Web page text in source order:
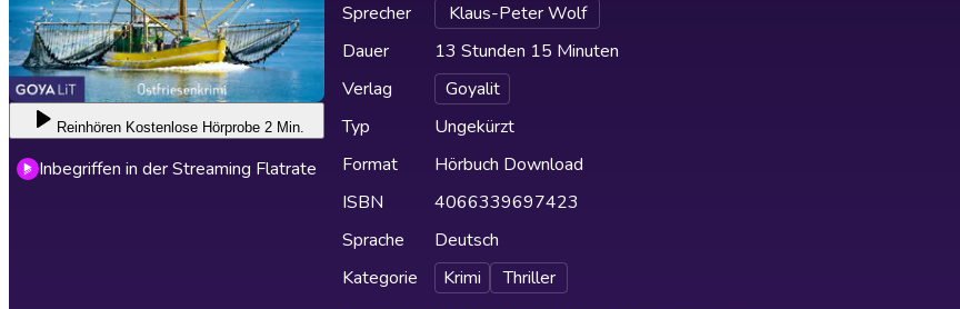
Reinhören Kostenlose Hörprobe 2 Min.
Inbegriffen in der Streaming Flatrate
Sprecher
Klaus-Peter Wolf
Dauer
13 Stunden 15 Minuten
Verlag
Goyalit
Typ
Ungekürzt
Format
Hörbuch Download
ISBN
4066339697423
Sprache
Deutsch
Kategorie
Krimi
Thriller